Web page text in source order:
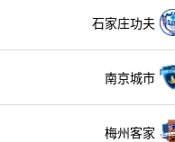
石家庄功夫
南京城市
梅州客家